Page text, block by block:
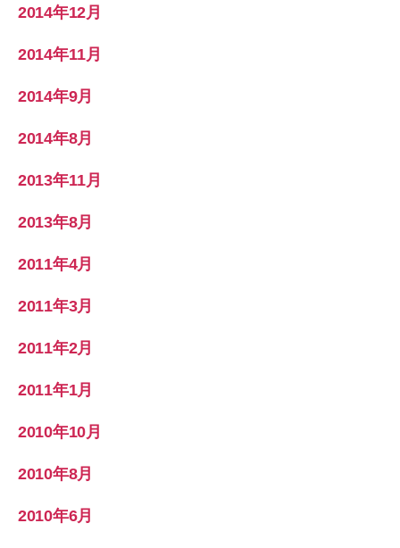
2014年12月
2014年11月
2014年9月
2014年8月
2013年11月
2013年8月
2011年4月
2011年3月
2011年2月
2011年1月
2010年10月
2010年8月
2010年6月